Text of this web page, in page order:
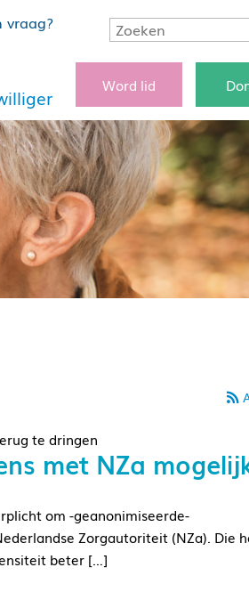
vraag?
Word lid
te dringen
met NZa
om -geanonimiseerde-
Zorgautoriteit (NZa). Die
beter […]